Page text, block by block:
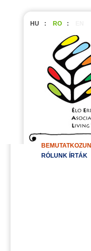
HU : RO :
RÓLUNK ÍRTÁK
Content